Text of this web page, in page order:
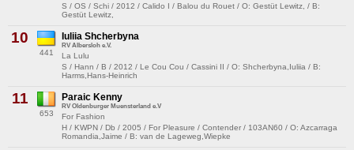
S / OS / Schi / 2012 / Calido I / Balou du Rouet / O: Gestüt Lewitz, / B:
Gestüt Lewitz,
10
441
Iuliia Shcherbyna
RV Albersloh e.V.
La Lulu
S / Hann / B / 2012 / Le Cou Cou / Cassini II / O: Shcherbyna,Iuliia / B:
Harms,Hans-Heinrich
11
653
Paraic Kenny
RV Oldenburger Muensterland e.V
For Fashion
H / KWPN / Db / 2005 / For Pleasure / Contender / 103AN60 / O: Azcarraga
Romandia,Jaime / B: van de Lageweg,Wiepke